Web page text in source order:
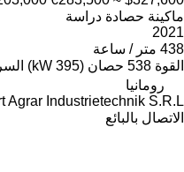
ماكينة حصادة دراسة
2021
438 متر / ساعة
القوة 538 حصان (395 kW)
رومانيا
Agrar Industrietechnik S.R.L.
الاتصال بالبائع